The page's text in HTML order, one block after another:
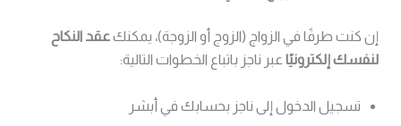
إن كنت طرفًا في الزواج (الزوج أو الزوجة)، يمكنكعقد النكاح
لنفسك إلكترونيًا عبر ناجز باتباع الخطوات التالية:
تسجيل الدخول إلى ناجز بحسابك في أبشر